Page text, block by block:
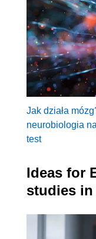
Jak działa
neurobiologia
test
Ideas for
studies in